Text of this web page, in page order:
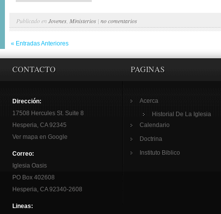
Publicado en Jovenes Ministerios | no comentarios
« Entradas Anteriores
CONTACTO
Dirección:
17508 Hercules St. Suite 8
Hesperia, CA 92345
Ver mapa en Google
Correo:
Iglesia Oasis
PO Box 402608
Hesperia, CA 92340-2608
Lineas:
PAGINAS
Acerca
Historial De La Iglesia
Calendario
Doctrina
Instituto Biblico